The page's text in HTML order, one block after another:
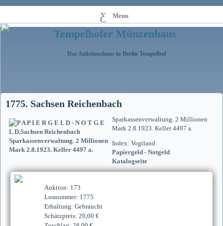
Menu
Tempelhofer Münzenhaus
Das Auktionshaus in Berlin Tempelhof
1775. Sachsen Reichenbach
Sparkassenverwaltung. 2 Millionen
Mark 2.8.1923. Keller 4497 a.
Index: Vogtland
Papiergeld - Notgeld
Katalogseite
Auktion: 173
Losnummer: 1775
Erhaltung: Gebraucht
Schätzpreis: 20,00 €